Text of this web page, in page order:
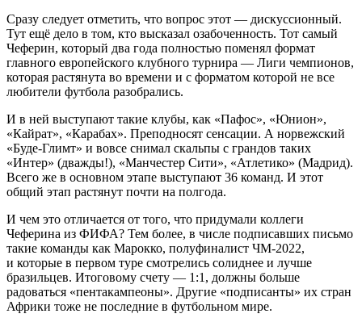
Сразу следует отметить, что вопрос этот — дискуссионный.
Тут ещё дело в том, кто высказал озабоченность. Тот самый
Чеферин, который два года полностью поменял формат
главного европейского клубного турнира — Лиги чемпионов,
которая растянута во времени и с форматом которой не все
любители футбола разобрались.
И в ней выступают такие клубы, как «Пафос», «Юнион»,
«Кайрат», «Карабах». Преподносят сенсации. А норвежский
«Буде-Глимт» и вовсе снимал скальпы с грандов таких
«Интер» (дважды!), «Манчестер Сити», «Атлетико» (Мадрид).
Всего же в основном этапе выступают 36 команд. И этот
общий этап растянут почти на полгода.
И чем это отличается от того, что придумали коллеги
Чеферина из ФИФА? Тем более, в числе подписавших письмо
такие команды как Марокко, полуфиналист ЧМ-2022,
и которые в первом туре смотрелись солиднее и лучше
бразильцев. Итоговому счету — 1:1, должны больше
радоваться «пентакампеоны». Другие «подписанты» их стран
Африки тоже не последние в футбольном мире.